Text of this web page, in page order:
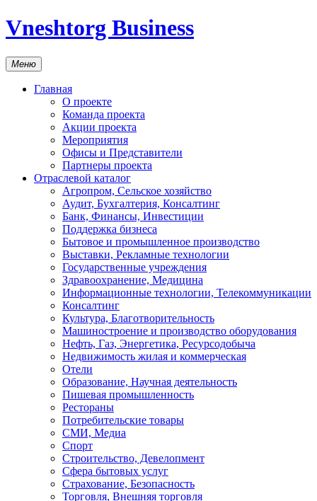
Vneshtorg Business
Меню
Главная
О проекте
Команда проекта
Акции проекта
Мероприятия
Офисы и Представители
Партнеры проекта
Отраслевой каталог
Агропром, Сельское хозяйство
Аудит, Бухгалтерия, Консалтинг
Банк, Финансы, Инвестиции
Поддержка бизнеса
Бытовое и промышленное производство
Выставки, Рекламные технологии
Государственные учреждения
Здравоохранение, Медицина
Информационные технологии, Телекоммуникации
Консалтинг
Культура, Благотворительность
Машиностроение и производство оборудования
Нефть, Газ, Энергетика, Ресурсодобыча
Недвижимость жилая и коммерческая
Отели
Образование, Научная деятельность
Пишевая промышленность
Рестораны
Потребительские товары
СМИ, Медиа
Спорт
Строительство, Девелопмент
Сфера бытовых услуг
Страхование, Безопасность
Торговля, Внешняя торговля